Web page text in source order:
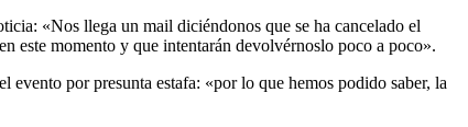
«Nos llega un mail diciéndonos que se ha cancelado el
este momento y que intentarán devolvérnoslo poco a poco».
evento por presunta estafa: «por lo que hemos podido saber, la